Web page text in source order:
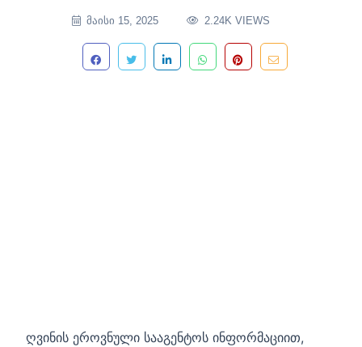
ᲛᲐᲘᲡᲘ 15, 2025 2.24K VIEWS
ღვინის ეროვნული სააგენტოს ინფორმაციით,